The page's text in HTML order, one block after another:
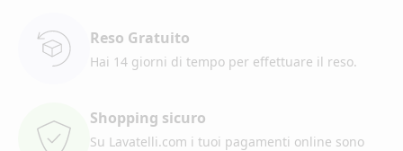
Reso Gratuito
Hai 14 giorni di tempo per effettuare il reso.
Shopping sicuro
Su Lavatelli.com i tuoi pagamenti online sono